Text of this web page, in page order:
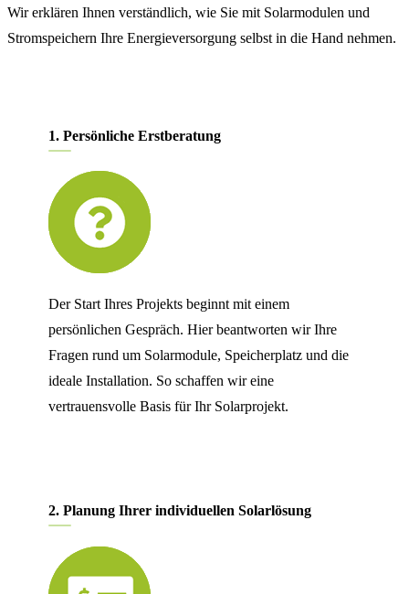
Wir erklären Ihnen verständlich, wie Sie mit Solarmodulen und
Stromspeichern Ihre Energieversorgung selbst in die Hand nehmen.
1. Persönliche Erstberatung
Der Start Ihres Projekts beginnt mit einem
persönlichen Gespräch. Hier beantworten wir Ihre
Fragen rund um Solarmodule, Speicherplatz und die
ideale Installation. So schaffen wir eine
vertrauensvolle Basis für Ihr Solarprojekt.
2. Planung Ihrer individuellen Solarlösung